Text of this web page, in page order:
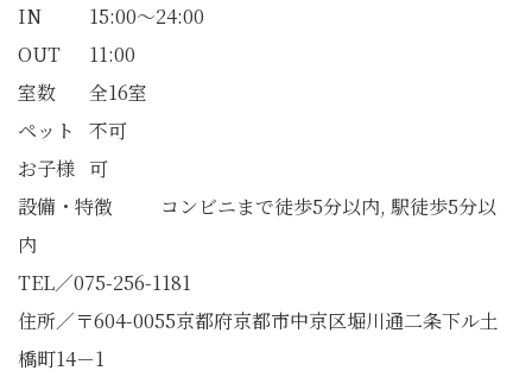
IN 15:00～24:00
OUT 11:00
室数 全16室
ペット 不可
お子様 可
設備・特徴 コンビニまで徒歩5分以内, 駅徒歩5分以
内
TEL／075-256-1181
住所／〒604-0055京都府京都市中京区堀川通二条下ル土
橋町14－1